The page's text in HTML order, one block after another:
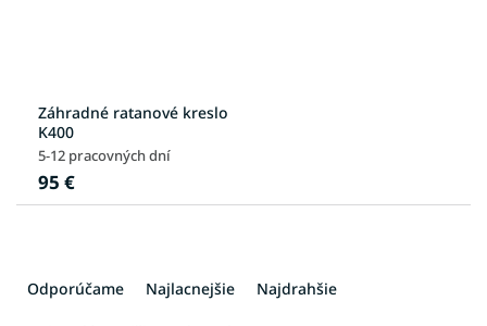
Záhradné ratanové kreslo
K400
5-12 pracovných dní
95 €
aOdporúčame Najlacnejšie Najdrahšie